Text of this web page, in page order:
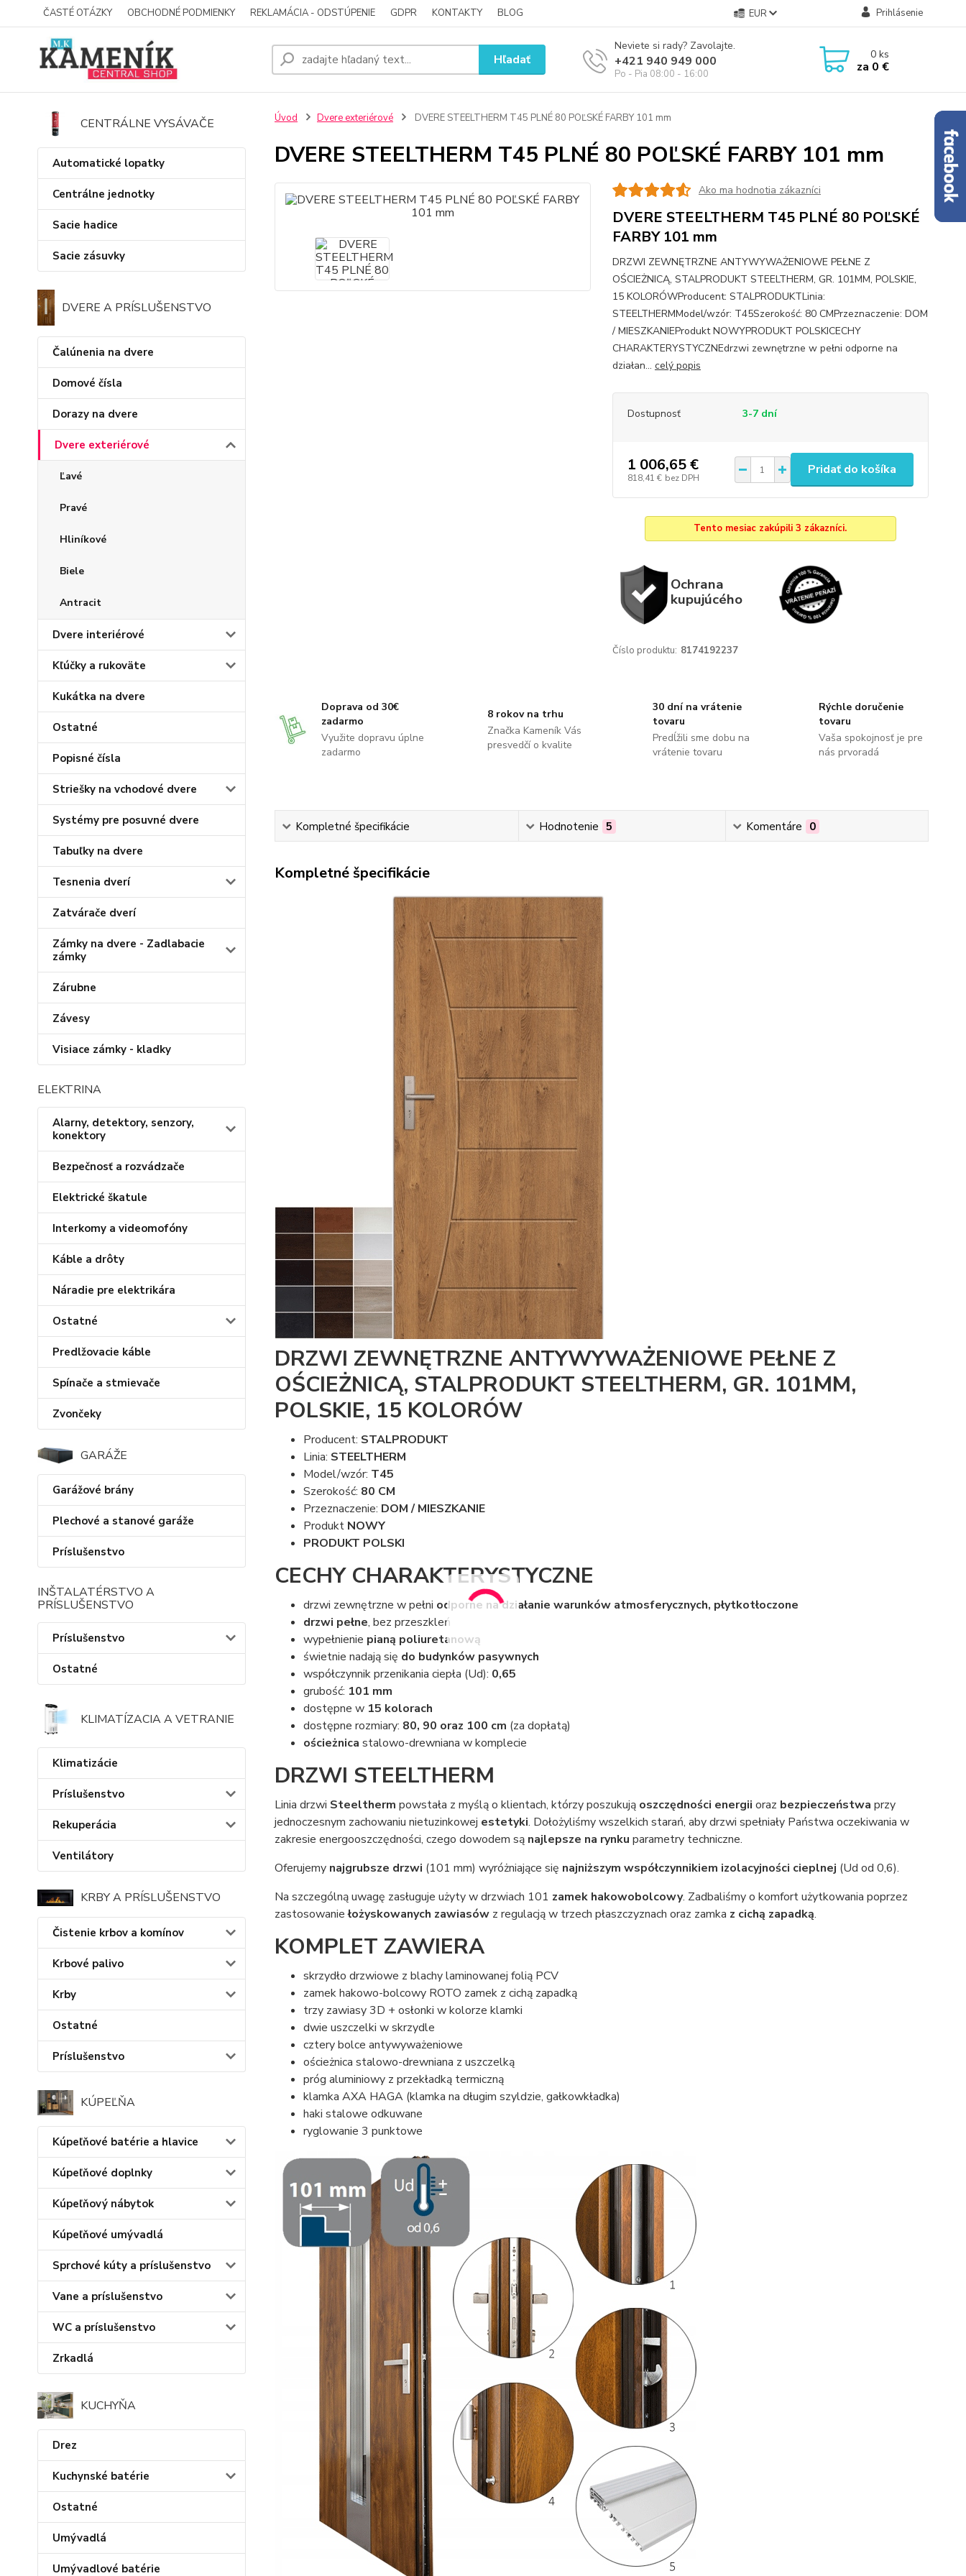
ČASTÉ OTÁZKY OBCHODNÉ PODMIENKY REKLAMÁCIA - ODSTÚPENIE GDPR KONTAKTY BLOG EUR Prihlásenie
Hľadať
Neviete si rady? Zavolajte.
+421 940 949 000
Po - Pia 08:00 - 16:00
0ks
za 0 €
CENTRÁLNE VYSÁVAČE
Automatické lopatky
Centrálne jednotky
Sacie hadice
Sacie zásuvky
DVERE A PRÍSLUŠENSTVO
Čalúnenia na dvere
Domové čísla
Dorazy na dvere
Dvere exteriérové
Ľavé
Pravé
Hliníkové
Biele
Antracit
Dvere interiérové
Kľúčky a rukoväte
Kukátka na dvere
Ostatné
Popisné čísla
Striešky na vchodové dvere
Systémy pre posuvné dvere
Tabuľky na dvere
Tesnenia dverí
Zatvárače dverí
Zámky na dvere - Zadlabacie
zámky
Zárubne
Závesy
Visiace zámky - kladky
ELEKTRINA
Alarny, detektory, senzory,
konektory
Bezpečnosť a rozvádzače
Elektrické škatule
Interkomy a videomofóny
Káble a drôty
Náradie pre elektrikára
Ostatné
Predlžovacie káble
Spínače a stmievače
Zvončeky
GARÁŽE
Garážové brány
Plechové a stanové garáže
Príslušenstvo
INŠTALATÉRSTVO A
PRÍSLUŠENSTVO
Príslušenstvo
Ostatné
KLIMATÍZACIA A VETRANIE
Klimatizácie
Príslušenstvo
Rekuperácia
Ventilátory
KRBY A PRÍSLUŠENSTVO
Čistenie krbov a komínov
Krbové palivo
Krby
Ostatné
Príslušenstvo
KÚPEĽŇA
Kúpeľňové batérie a hlavice
Kúpeľňové doplnky
Kúpeľňový nábytok
Kúpeľňové umývadlá
Sprchové kúty a príslušenstvo
Vane a príslušenstvo
WC a príslušenstvo
Zrkadlá
KUCHYŇA
Drez
Kuchynské batérie
Ostatné
Umývadlá
Umývadlové batérie
Úvod Dvere exteriérové DVERE STEELTHERM T45 PLNÉ 80 POĽSKÉ FARBY 101 mm
DVERE STEELTHERM T45 PLNÉ 80 POĽSKÉ FARBY 101 mm
Ako ma hodnotia zákazníci
DVERE STEELTHERM T45 PLNÉ 80 POĽSKÉ
FARBY 101 mm
DRZWI ZEWNĘTRZNE ANTYWYWAŻENIOWE PEŁNE Z
OŚCIEŻNICĄ, STALPRODUKT STEELTHERM, GR. 101MM, POLSKIE,
15 KOLORÓWProducent: STALPRODUKTLinia:
STEELTHERMModel/wzór: T45Szerokość: 80 CMPrzeznaczenie: DOM
/ MIESZKANIEProdukt NOWYPRODUKT POLSKICECHY
CHARAKTERYSTYCZNEdrzwi zewnętrzne w pełni odporne na
działan... celý popis
Dostupnosť 3-7 dní
1 006,65 €
818,41 € bez DPH
Pridať do košíka
Tento mesiac zakúpili 3 zákazníci.
Ochrana
kupujúcého
Číslo produktu: 8174192237
Doprava od 30€
zadarmo
Využite dopravu úplne
zadarmo
8 rokov na trhu
Značka Kameník Vás
presvedčí o kvalite
30 dní na vrátenie
tovaru
Predĺžili sme dobu na
vrátenie tovaru
Rýchle doručenie
tovaru
Vaša spokojnosť je pre
nás prvoradá
Kompletné špecifikácie Hodnotenie 5 Komentáre 0
Kompletné špecifikácie
DRZWI ZEWNĘTRZNE ANTYWYWAŻENIOWE PEŁNE Z
OŚCIEŻNICĄ, STALPRODUKT STEELTHERM, GR. 101MM,
POLSKIE, 15 KOLORÓW
Producent: STALPRODUKT
Linia: STEELTHERM
Model/wzór: T45
Szerokość: 80 CM
Przeznaczenie: DOM / MIESZKANIE
Produkt NOWY
PRODUKT POLSKI
CECHY CHARAKTERYSTYCZNE
drzwi zewnętrzne w pełni odporne na działanie warunków atmosferycznych, płytkotłoczone
drzwi pełne, bez przeszkleń
wypełnienie pianą poliuretanową
świetnie nadają się do budynków pasywnych
współczynnik przenikania ciepła (Ud): 0,65
grubość: 101 mm
dostępne w 15 kolorach
dostępne rozmiary: 80, 90 oraz 100 cm (za dopłatą)
ościeżnica stalowo-drewniana w komplecie
DRZWI STEELTHERM
Linia drzwi Steeltherm powstała z myślą o klientach, którzy poszukują oszczędności energii oraz bezpieczeństwa przy
jednoczesnym zachowaniu nietuzinkowej estetyki. Dołożyliśmy wszelkich starań, aby drzwi spełniały Państwa oczekiwania w
zakresie energooszczędności, czego dowodem są najlepsze na rynku parametry techniczne.
Oferujemy najgrubsze drzwi (101 mm) wyróżniające się najniższym współczynnikiem izolacyjności cieplnej (Ud od 0,6).
Na szczególną uwagę zasługuje użyty w drzwiach 101 zamek hakowobolcowy. Zadbaliśmy o komfort użytkowania poprzez
zastosowaniełożyskowanych zawiasówz regulacją w trzech płaszczyznach oraz zamka z cichą zapadką.
KOMPLET ZAWIERA
skrzydło drzwiowe z blachy laminowanej folią PCV
zamek hakowo-bolcowy ROTO zamek z cichą zapadką
trzy zawiasy 3D + osłonki w kolorze klamki
dwie uszczelki w skrzydle
cztery bolce antywyważeniowe
ościeżnica stalowo-drewniana z uszczelką
próg aluminiowy z przekładką termiczną
klamka AXA HAGA (klamka na długim szyldzie, gałkowkładka)
haki stalowe odkuwane
ryglowanie 3 punktowe